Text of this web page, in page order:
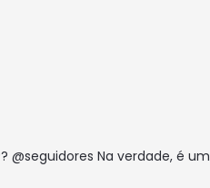
@seguidores Na verdade, é um